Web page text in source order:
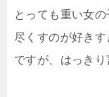
とっても重い女の
尽くすのが好き
ですが、はっきり